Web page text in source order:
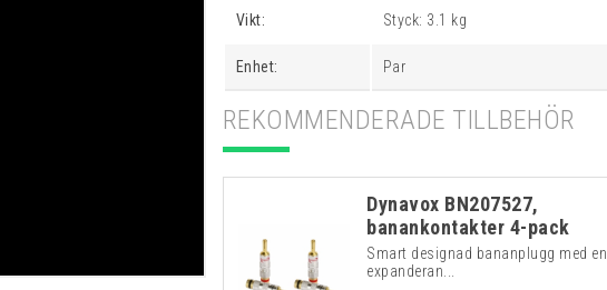
Vikt: Styck: 3.1 kg
Enhet: Par
REKOMMENDERADE TILLBEHÖR
Dynavox BN207527,
banankontakter 4-pack
Smart designad bananplugg med en
expanderan...